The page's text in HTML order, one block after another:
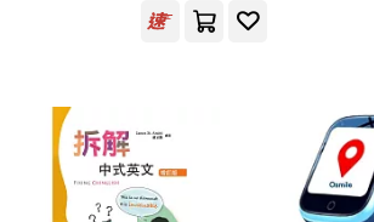
蘇青(15)
（法）安托萬·德·聖埃克蘇佩里(15)
上海外語教育出版社(86)
上海科學技術出版社(86)